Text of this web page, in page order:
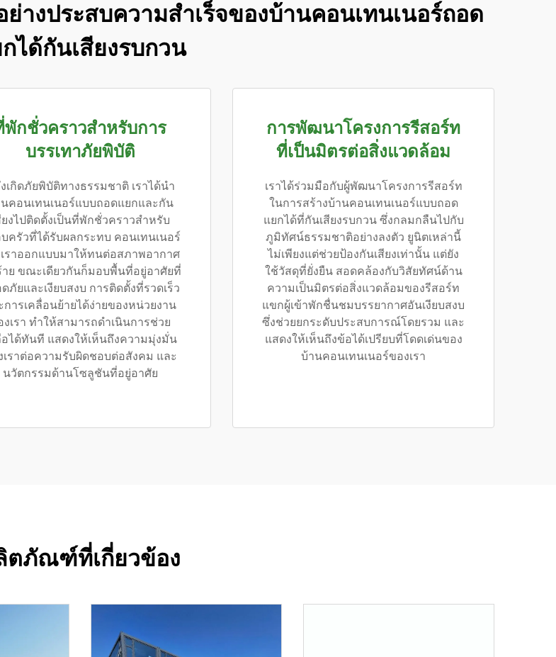
างประสบความสำเร็จของบ้านคอนเทนเนอร์ถอด
ได้กันเสียงรบกวน
พักชั่วคราวสำหรับการ
บรรเทาภัยพิบัติ
เกิดภัยพิบัติทางธรรมชาติ เราได้นำ
คอนเทนเนอร์แบบถอดแยกและกัน
ยงไปติดตั้งเป็นที่พักชั่วคราวสำหรับ
ครัวที่ได้รับผลกระทบ คอนเทนเนอร์
ราออกแบบมาให้ทนต่อสภาพอากาศ
าย ขณะเดียวกันก็มอบพื้นที่อยู่อาศัยที่
ภัยและเงียบสงบ การติดตั้งที่รวดเร็ว
การเคลื่อนย้ายได้ง่ายของหน่วยงาน
งเรา ทำให้สามารถดำเนินการช่วย
อได้ทันที แสดงให้เห็นถึงความมุ่งมั่น
เราต่อความรับผิดชอบต่อสังคม และ
นวัตกรรมด้านโซลูชันที่อยู่อาศัย
การพัฒนาโครงการรีสอร์ท
ที่เป็นมิตรต่อสิ่งแวดล้อม
เราได้ร่วมมือกับผู้พัฒนาโครงการรีสอร์ท
ในการสร้างบ้านคอนเทนเนอร์แบบถอด
แยกได้ที่กันเสียงรบกวน ซึ่งกลมกลืนไปกับ
ภูมิทัศน์ธรรมชาติอย่างลงตัว ยูนิตเหล่านี้
ไม่เพียงแต่ช่วยป้องกันเสียงเท่านั้น แต่ยัง
ใช้วัสดุที่ยั่งยืน สอดคล้องกับวิสัยทัศน์ด้าน
ความเป็นมิตรต่อสิ่งแวดล้อมของรีสอร์ท
แขกผู้เข้าพักชื่นชมบรรยากาศอันเงียบสงบ
ซึ่งช่วยยกระดับประสบการณ์โดยรวม และ
แสดงให้เห็นถึงข้อได้เปรียบที่โดดเด่นของ
บ้านคอนเทนเนอร์ของเรา
ตภัณฑ์ที่เกี่ยวข้อง